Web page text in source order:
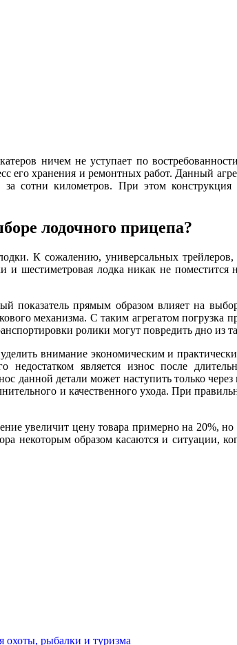
ничем не уступает по
его хранения и ремонтных работ. Данный
сотни километров. При этом
лодочного прицепа?
К сожалению, универсальных
и шестиметровая лодка никак не
показатель прямым образом влияет на
механизма. С таким агрегатом
ролики могут повредить дно из
внимание экономическим и
является износ после
данной детали может наступить только
и качественного ухода. При
увеличит цену товара примерно на 20%, но
некоторым образом касаются и ситуации,
охоты, рыбалки и туризма